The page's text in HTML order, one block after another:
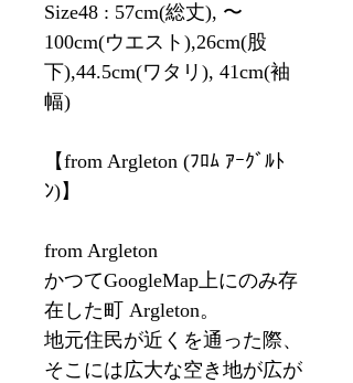
Size48 : 57cm(総丈), 〜
100cm(ウエスト),26cm(股
下),44.5cm(ワタリ), 41cm(袖
幅)
【from Argleton (ﾌﾛﾑ ｱｰｸﾞﾙﾄ
ﾝ)】
from Argleton
かつてGoogleMap上にのみ存
在した町 Argleton。
地元住民が近くを通った際、
そこには広大な空き地が広が